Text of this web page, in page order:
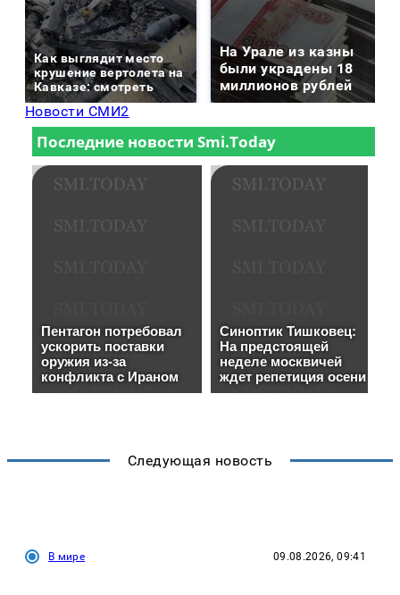
Как выглядит место
крушение вертолета на
Кавказе: смотреть
На Урале из казны
были украдены 18
миллионов рублей
Новости СМИ2
Следующая новость
В мире 09.08.2026, 09:41